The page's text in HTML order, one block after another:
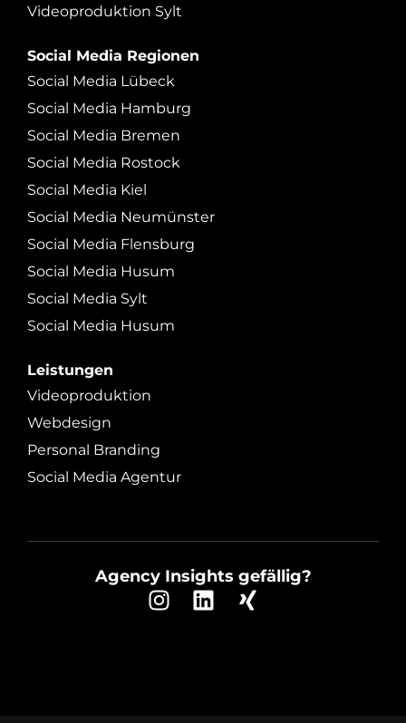
Videoproduktion Sylt
Social Media Regionen
Social Media Lübeck
Social Media Hamburg
Social Media Bremen
Social Media Rostock
Social Media Kiel
Social Media Neumünster
Social Media Flensburg
Social Media Husum
Social Media Sylt
Social Media Husum
Leistungen
Videoproduktion
Webdesign
Personal Branding
Social Media Agentur
Agency Insights gefällig?